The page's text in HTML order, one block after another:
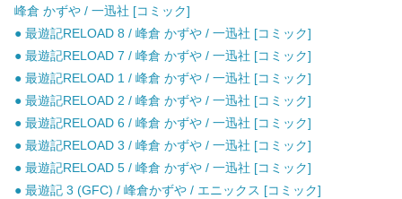
峰倉 かずや / 一迅社 [コミック]
● 最遊記RELOAD 8 / 峰倉 かずや / 一迅社 [コミック]
● 最遊記RELOAD 7 / 峰倉 かずや / 一迅社 [コミック]
● 最遊記RELOAD 1 / 峰倉 かずや / 一迅社 [コミック]
● 最遊記RELOAD 2 / 峰倉 かずや / 一迅社 [コミック]
● 最遊記RELOAD 6 / 峰倉 かずや / 一迅社 [コミック]
● 最遊記RELOAD 3 / 峰倉 かずや / 一迅社 [コミック]
● 最遊記RELOAD 5 / 峰倉 かずや / 一迅社 [コミック]
● 最遊記 3 (GFC) / 峰倉かずや / エニックス [コミック]